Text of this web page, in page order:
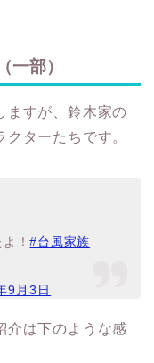
一部）
ますが、鈴木家の
ターたちです。
よ！#台風家族
9月3日
介は下のような感